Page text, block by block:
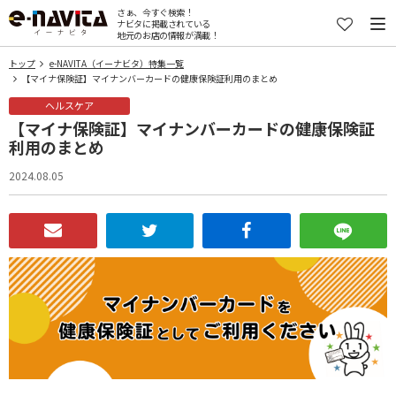
さぁ、今すぐ検索！
ナビタに掲載されている
地元のお店の情報が満載！
トップ
e-NAVITA（イーナビタ）特集一覧
【マイナ保険証】マイナンバーカードの健康保険証利用のまとめ
ヘルスケア
【マイナ保険証】マイナンバーカードの健康保険証
利用のまとめ
2024.08.05